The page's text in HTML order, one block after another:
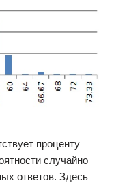
проценту
случайно
ответов. Здесь